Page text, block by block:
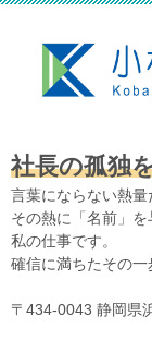
社長の孤独
言葉にならない熱量
その熱に「名前」を
私の仕事です。
確信に満ちたその一
〒434-0043 静岡県